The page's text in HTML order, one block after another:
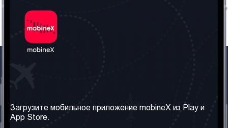
Наши сервисы
Правила и Условия
Загрузите мобильное приложение mobineX из Play и
App Store.